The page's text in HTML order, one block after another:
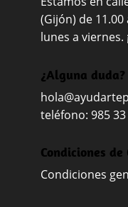
(Gijón) de 11.00
lunes a viernes.
¿Alguna
teléfono: 985 33
Condiciones de
Condiciones